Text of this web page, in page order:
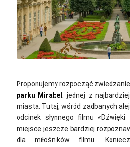
Proponujemy rozpocząć
parku Mirabel , jednej z
miasta. Tutaj, wśród zadbanych
odcinek słynnego filmu
miejsce jeszcze bardziej
dla miłośników filmu.